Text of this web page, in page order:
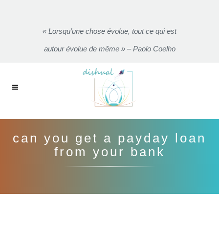
« Lorsqu’une chose évolue, tout ce qui est
autour évolue de même » – Paolo Coelho
can you get a payday loan
from your bank